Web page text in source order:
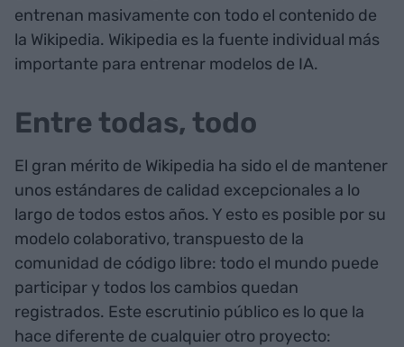
entrenan masivamente con todo el contenido de
la Wikipedia. Wikipedia es la fuente individual más
importante para entrenar modelos de IA.
Entre todas, todo
El gran mérito de Wikipedia ha sido el de mantener
unos estándares de calidad excepcionales a lo
largo de todos estos años. Y esto es posible por su
modelo colaborativo, transpuesto de la
comunidad de código libre: todo el mundo puede
participar y todos los cambios quedan
registrados. Este escrutinio público es lo que la
hace diferente de cualquier otro proyecto: